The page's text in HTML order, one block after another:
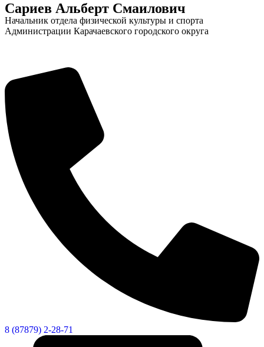
Сариев Альберт Смаилович
Начальник отдела физической культуры и спорта
Администрации Карачаевского городского округа
8 (87879) 2-28-71